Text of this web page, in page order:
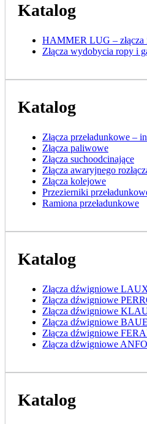
Katalog
HAMMER LUG – złącza
Złącza wydobycia ropy i
Katalog
Złącza przeładunkowe –
Złącza paliwowe
Złącza suchoodcinające
Złącza awaryjnego
Złącza kolejowe
Przezierniki
Ramiona przeładunkowe
Katalog
Złącza dźwigniowe
Złącza dźwigniowe
Złącza dźwigniowe
Złącza dźwigniowe
Złącza dźwigniowe
Złącza dźwigniowe
Katalog